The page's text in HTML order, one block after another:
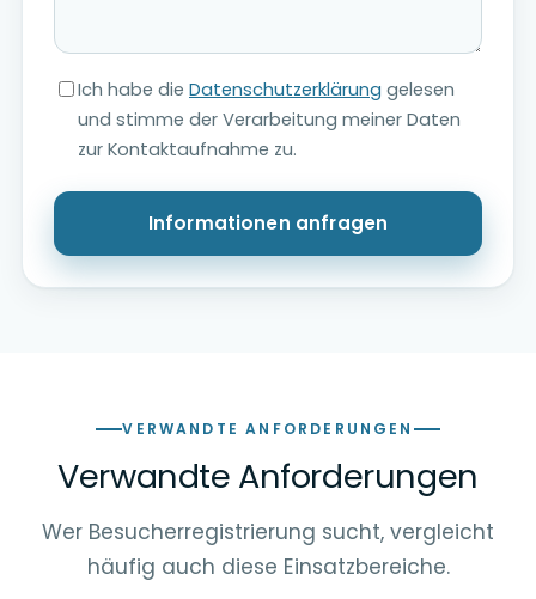
Ich habe die Datenschutzerklärung gelesen
und stimme der Verarbeitung meiner Daten
zur Kontaktaufnahme zu.
Informationen anfragen
VERWANDTE ANFORDERUNGEN
Verwandte Anforderungen
Wer Besucherregistrierung sucht, vergleicht
häufig auch diese Einsatzbereiche.